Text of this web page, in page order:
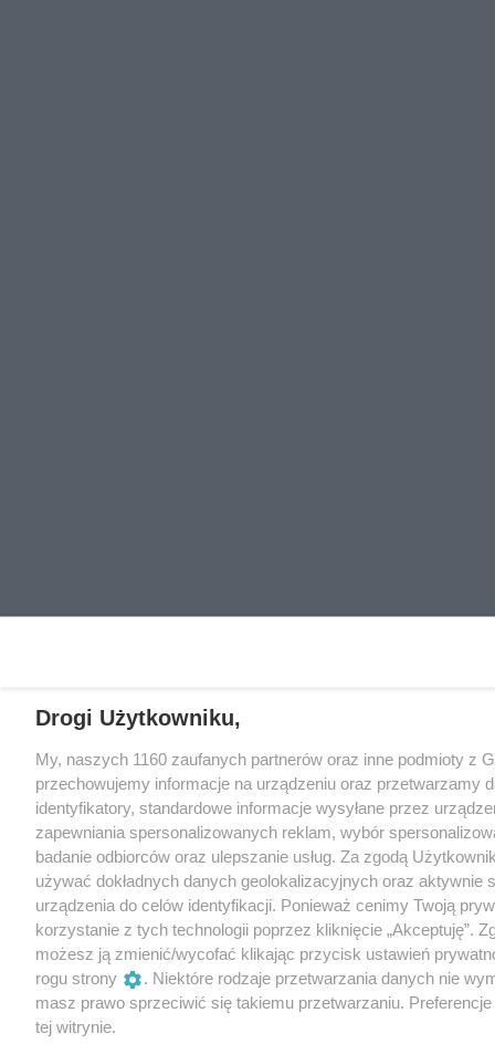
Drogi Użytkowniku,
My, naszych 1160 zaufanych partnerów oraz inne podmioty z
przechowujemy informacje na urządzeniu oraz przetwarzamy
identyfikatory, standardowe informacje wysyłane przez
zapewniania spersonalizowanych reklam, wybór
badanie odbiorców oraz ulepszanie usług. Za zgodą
używać dokładnych danych geolokalizacyjnych oraz aktywnie
urządzenia do celów identyfikacji. Ponieważ cenimy Twoją
korzystanie z tych technologii poprzez kliknięcie „Akceptuję”.
możesz ją zmienić/wycofać klikając przycisk ustawień
rogu strony
. Niektóre rodzaje przetwarzania danych nie
masz prawo sprzeciwić się takiemu przetwarzaniu.
tej witrynie.